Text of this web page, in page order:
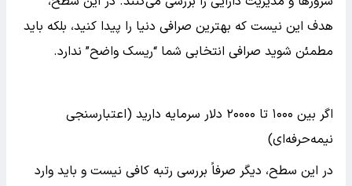
هدف این نیست که بهترین صرافی دنیا را پیدا کنید، بلکه باید
مطمئن شوید صرافی انتخابی شما “ریسک واضح” ندارد.
اگر بین ۱۰۰۰ تا ۲۰۰۰۰ دلار سرمایه دارید (اعتبارسنجی
نیمه‌حرفه‌ای)
در این سطح، دیگر صرفاً بررسی رتبه کافی نیست و باید وارد